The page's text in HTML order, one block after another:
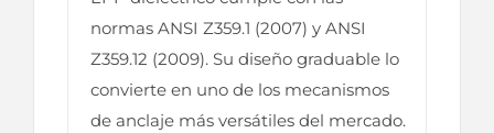
normas ANSI Z359.1 (2007) y ANSI
Z359.12 (2009). Su diseño graduable lo
convierte en uno de los mecanismos
de anclaje más versátiles del mercado.